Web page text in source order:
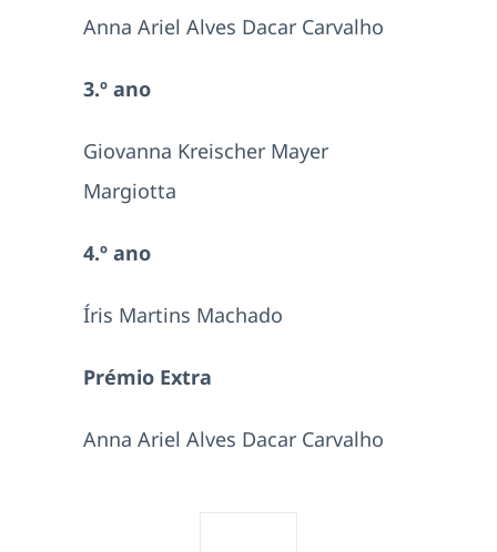
Anna Ariel Alves Dacar Carvalho
3.º ano
Giovanna Kreischer Mayer
Margiotta
4.º ano
Íris Martins Machado
Prémio Extra
Anna Ariel Alves Dacar Carvalho